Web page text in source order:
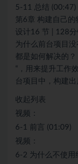
5-11 总结 (00:47)
第6章 构建自己
设计16 节 | 128分
为什么前台项目没
都是如何解决的
“，用来提升工作
台项目中，构建
收起列表
视频：
6-1 前言 (01:09)
视频：
6-2 为什么不使用